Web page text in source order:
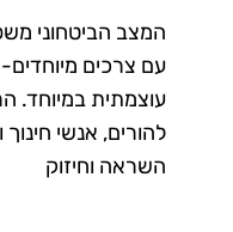
המצב הביטחוני
עם צרכים
עוצמתית במיוחד.
להורים, אנשי חינוך
השראה וחיזוק